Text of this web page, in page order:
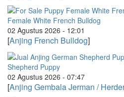
Female White French Bulldog
02 Agustus 2026 - 12:01
[Anjing French Bulldog]
Shepherd Puppy
02 Agustus 2026 - 07:47
[Anjing Gembala Jerman /